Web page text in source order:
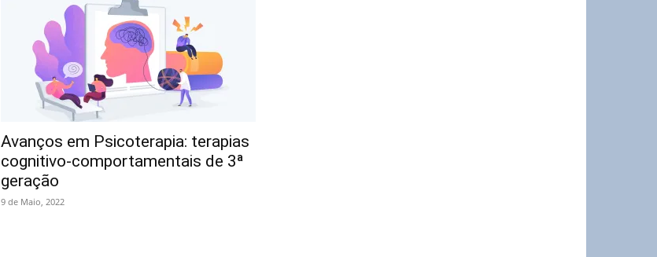
Avanços em Psicoterapia: terapias
cognitivo-comportamentais de 3ª
geração
9 de Maio, 2022